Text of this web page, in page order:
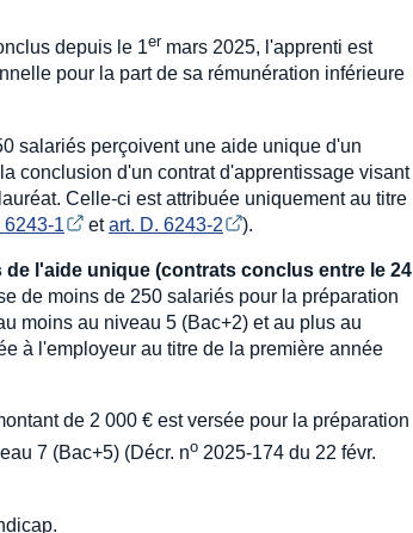
depuis le 1er mars 2025, l'apprenti est
pour la part de sa rémunération inférieure
salariés perçoivent une aide unique d'un
conclusion d'un contrat d'apprentissage visant
Celle-ci est attribuée uniquement au titre
6243-1 etart. D. 6243-2 ).
l'aide unique (contrats conclus entre le 24
de moins de 250 salariés pour la préparation
moins au niveau 5 (Bac+2) et au plus au
à l'employeur au titre de la première année
de 2 000 € est versée pour la préparation
7 (Bac+5) (Décr. no 2025-174 du 22 févr.